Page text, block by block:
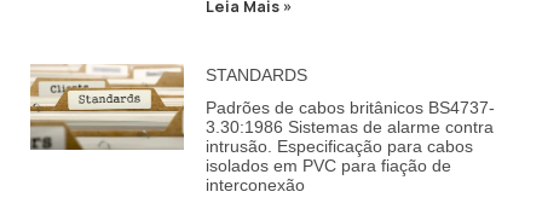
Leia Mais »
STANDARDS
Padrões de cabos britânicos BS4737-
3.30:1986 Sistemas de alarme contra
intrusão. Especificação para cabos
isolados em PVC para fiação de
interconexão